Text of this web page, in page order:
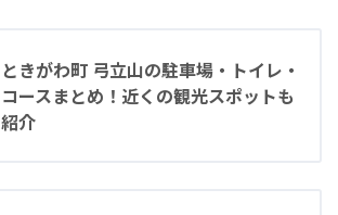
ときがわ町 弓立山の駐車場・トイレ・
コースまとめ！近くの観光スポットも
紹介